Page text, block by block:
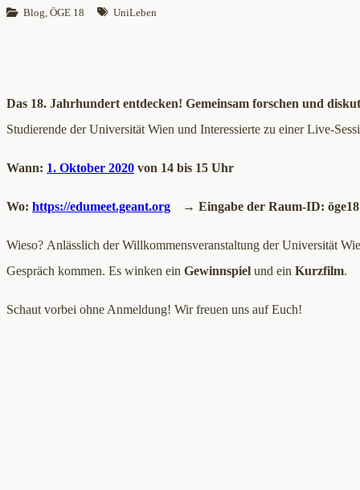
Blog, ÖGE 18 UniLeben
Das 18. Jahrhundert entdecken! Gemeinsam forschen und
Studierende der Universität Wien und Interessierte zu einer Live-
Wann: ​ 1. Oktober 2020 von 14 bis 15 Uhr
Wo: ​ https://edumeet.geant.org → Eingabe der Raum-ID:
Wieso? ​Anlässlich der Willkommensveranstaltung der Universität
Gespräch kommen. Es winken ein Gewinnspiel und ein Kurzfilm.
Schaut vorbei ohne Anmeldung! Wir freuen uns auf Euch!